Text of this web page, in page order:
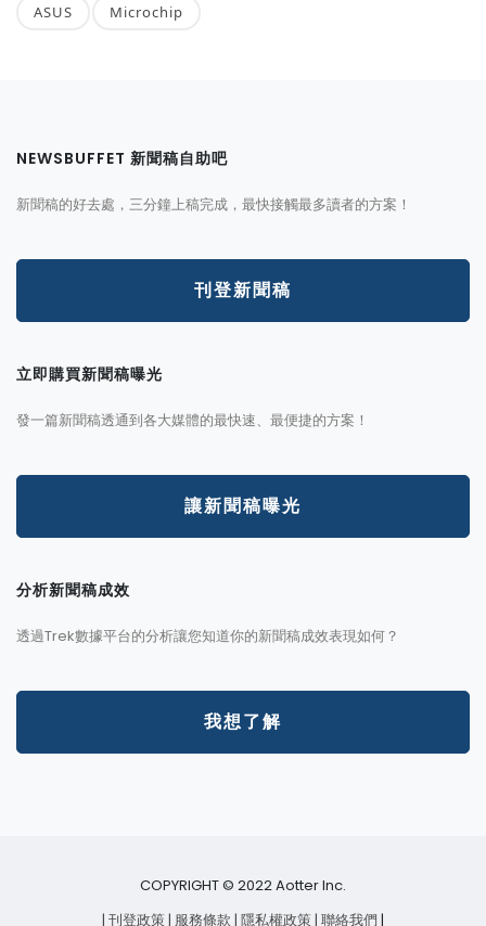
ASUS Microchip
NEWSBUFFET 新聞稿自助吧
新聞稿的好去處，三分鐘上稿完成，最快接觸最多讀者的方案！
刊登新聞稿
立即購買新聞稿曝光
發一篇新聞稿透通到各大媒體的最快速、最便捷的方案！
讓新聞稿曝光
分析新聞稿成效
透過Trek數據平台的分析讓您知道你的新聞稿成效表現如何？
我想了解
COPYRIGHT © 2022 Aotter Inc.
| 刊登政策| 服務條款 | 隱私權政策| 聯絡我們 |